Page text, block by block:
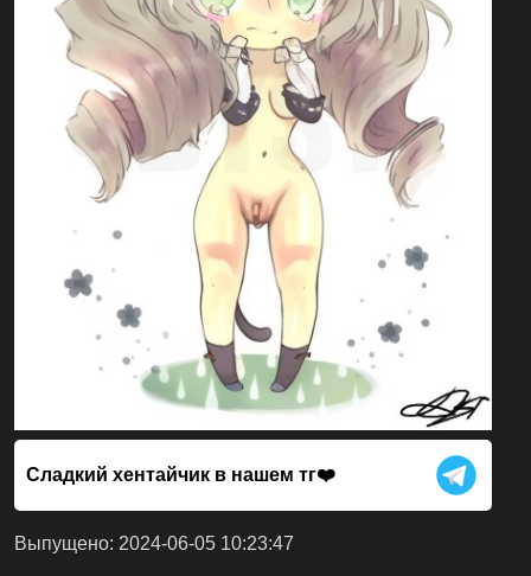
Сладкий хентайчик в нашем тг❤️
Выпущено: 2024-06-05 10:23:47